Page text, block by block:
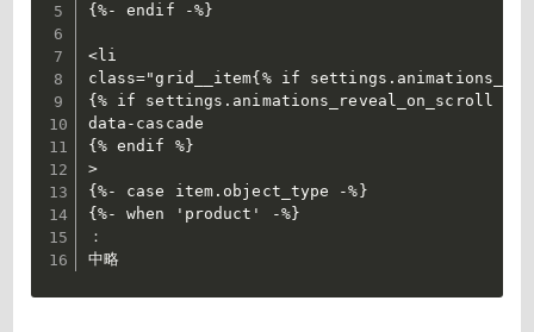
{%- endif -%}
<li
class="grid__item{% if
{% if settings.animations_reveal_on_scroll %}
data-cascade
{% endif %}
>
{%- case item.object_type -%}
{%- when 'product' -%}
：
中略